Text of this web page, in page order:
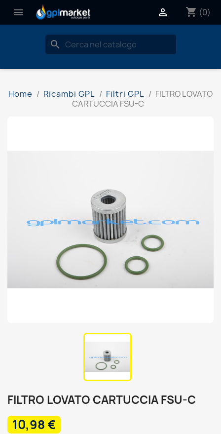
 shopping_cart (0)

search
Home Ricambi GPL Filtri GPL
FILTRO LOVATO
CARTUCCIA FSU-C
FILTRO LOVATO CARTUCCIA FSU-C
10,98 €